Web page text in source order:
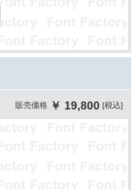
販売価格 ￥ 19,800 [税込]